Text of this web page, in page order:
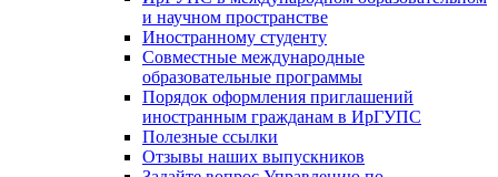
и научном пространстве
Иностранному студенту
Совместные международные
образовательные программы
Порядок оформления приглашений
иностранным гражданам в ИрГУПС
Полезные ссылки
Отзывы наших выпускников